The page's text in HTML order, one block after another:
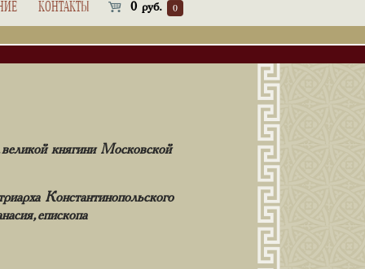
КОНТАКТЫ 0 руб. 0
княгини Московской
Константинопольского
епископа